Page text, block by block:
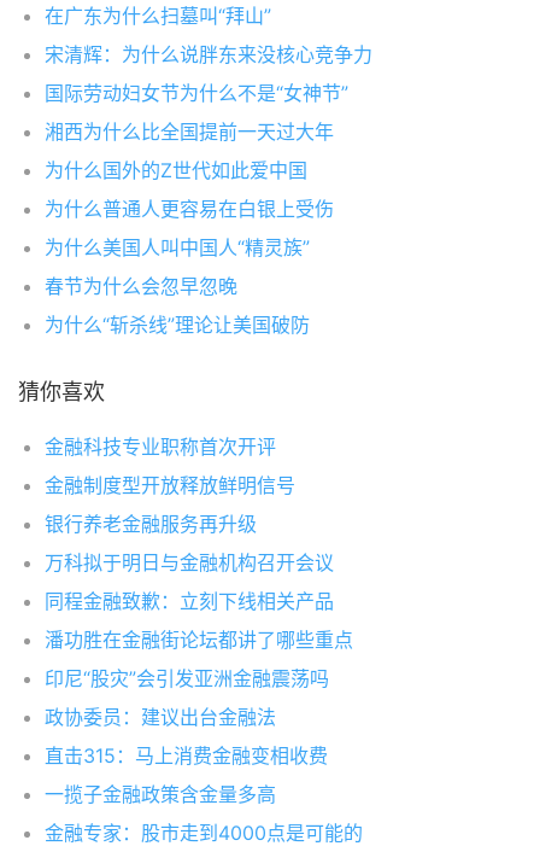
在广东为什么扫墓叫“拜山”
宋清辉：为什么说胖东来没核心竞争力
国际劳动妇女节为什么不是“女神节”
湘西为什么比全国提前一天过大年
为什么国外的Z世代如此爱中国
为什么普通人更容易在白银上受伤
为什么美国人叫中国人“精灵族”
春节为什么会忽早忽晚
为什么“斩杀线”理论让美国破防
猜你喜欢
金融科技专业职称首次开评
金融制度型开放释放鲜明信号
银行养老金融服务再升级
万科拟于明日与金融机构召开会议
同程金融致歉：立刻下线相关产品
潘功胜在金融街论坛都讲了哪些重点
印尼“股灾”会引发亚洲金融震荡吗
政协委员：建议出台金融法
直击315：马上消费金融变相收费
一揽子金融政策含金量多高
金融专家：股市走到4000点是可能的